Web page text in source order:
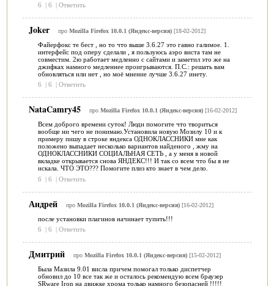
6
| 6 | Ответить
Joker про Mozilla Firefox 10.0.1 (Яндекс-версия)[18-02-2012]
Файерфокс те бест , но то что выше 3.6.27 это гавно галимое. 1.
интерфейс под оперу сделали , я пользуюсь аэро виста там не
совместим. 2ю работает медленно с сайтами и заметил это же на
джифках намного медленнее проигрываются. П.С.: решать вам
обновляться или нет , но моё мнение лучше 3.6.27 инету.
6
| 6 | Ответить
NataCamry45 про Mozilla Firefox 10.0.1 (Яндекс-версия)[16-02-2012]
Всем доброго времени суток! Люди помогите что твориться
вообще ни чего не понимаю.Установила новую Мозилу 10 и к
примеру пишу в строке яндекса ОДНОКЛАССНИКИ мне как
положено выпадает несколько вариантов найденого , жму на
ОДНОКЛАССНИКИ СОЦИАЛЬНАЯ СЕТЬ , а у меня в новой
вкладке открывается снова ЯНДЕКС!!! И так со всем что бы я не
искала. ЧТО ЭТО??? Помогите плиз кто знает в чем дело.
6
| 6 | Ответить
Андрей про Mozilla Firefox 10.0.1 (Яндекс-версия)[16-02-2012]
после установки плагинов начинает тупить!!!
6
| 6 | Ответить
Дмитрий про Mozilla Firefox 10.0.1 (Яндекс-версия)[15-02-2012]
Была Мазила 9.01 висла причем помогал только диспетчер
обновил до 10 все так же и осталось рекомендую всем браузер
SRware Iron на движке хрома только намного безопасней !!!!!